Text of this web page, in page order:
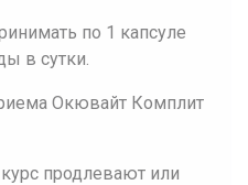
по 1 капсуле
в сутки.
Окювайт Комплит
продлевают или